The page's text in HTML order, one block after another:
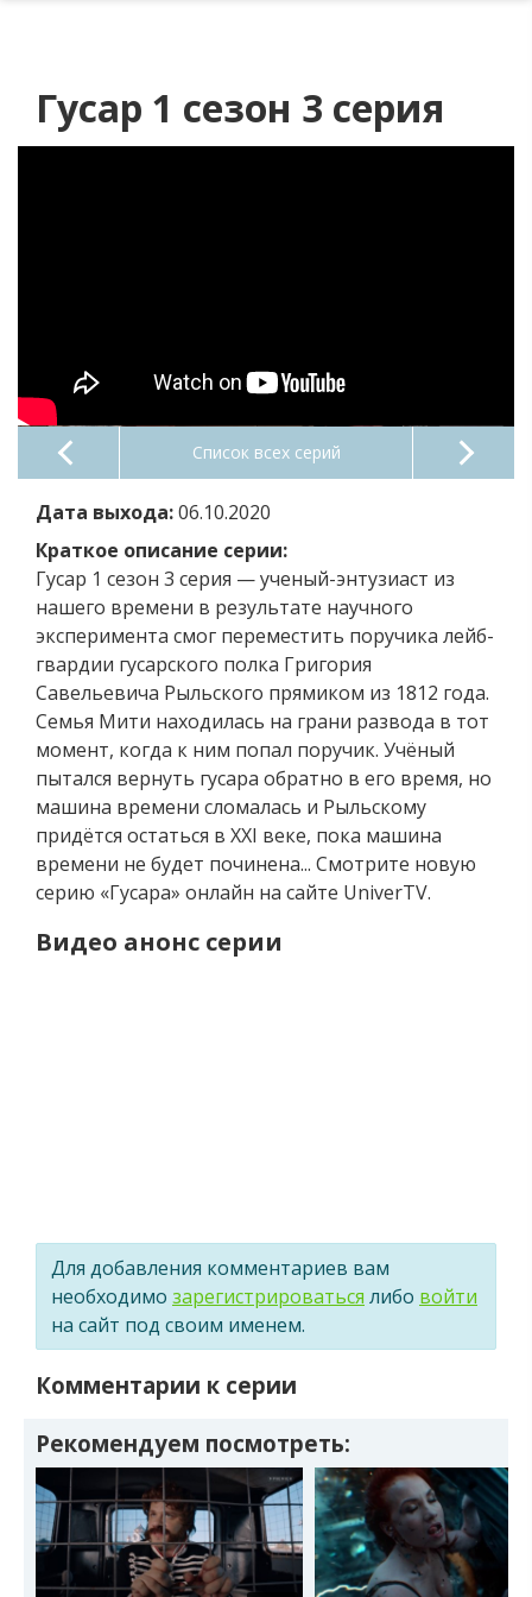
Гусар 1 сезон 3 серия
Список всех серий
Дата выхода:06.10.2020
Краткое описание серии:
Гусар 1 сезон 3 серия — ученый-энтузиаст из
нашего времени в результате научного
эксперимента смог переместить поручика лейб-
гвардии гусарского полка Григория
Савельевича Рыльского прямиком из 1812 года.
Семья Мити находилась на грани развода в тот
момент, когда к ним попал поручик. Учёный
пытался вернуть гусара обратно в его время, но
машина времени сломалась и Рыльскому
придётся остаться в XXI веке, пока машина
времени не будет починена... Смотрите новую
серию «Гусара» онлайн на сайте UniverTV.
Видео анонс серии
Для добавления комментариев вам
необходимо зарегистрироваться либо войти
на сайт под своим именем.
Комментарии к серии
Рекомендуем посмотреть: